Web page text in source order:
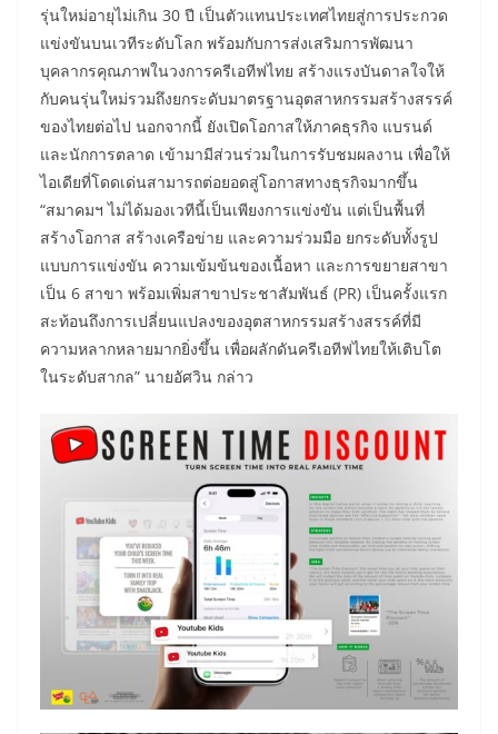
รุ่นใหม่อายุไม่เกิน 30 ปี เป็นตัวแทนประเทศไทยสู่การประกวด
แข่งขันบนเวทีระดับโลก พร้อมกับการส่งเสริมการพัฒนา
บุคลากรคุณภาพในวงการครีเอทีฟไทย สร้างแรงบันดาลใจให้
กับคนรุ่นใหม่รวมถึงยกระดับมาตรฐานอุตสาหกรรมสร้างสรรค์
ของไทยต่อไป นอกจากนี้ ยังเปิดโอกาสให้ภาคธุรกิจ แบรนด์
และนักการตลาด เข้ามามีส่วนร่วมในการรับชมผลงาน เพื่อให้
ไอเดียที่โดดเด่นสามารถต่อยอดสู่โอกาสทางธุรกิจมากขึ้น
“สมาคมฯ ไม่ได้มองเวทีนี้เป็นเพียงการแข่งขัน แต่เป็นพื้นที่
สร้างโอกาส สร้างเครือข่าย และความร่วมมือ ยกระดับทั้งรูป
แบบการแข่งขัน ความเข้มข้นของเนื้อหา และการขยายสาขา
เป็น 6 สาขา พร้อมเพิ่มสาขาประชาสัมพันธ์ (PR) เป็นครั้งแรก
สะท้อนถึงการเปลี่ยนแปลงของอุตสาหกรรมสร้างสรรค์ที่มี
ความหลากหลายมากยิ่งขึ้น เพื่อผลักดันครีเอทีฟไทยให้เติบโต
ในระดับสากล” นายอัศวิน กล่าว